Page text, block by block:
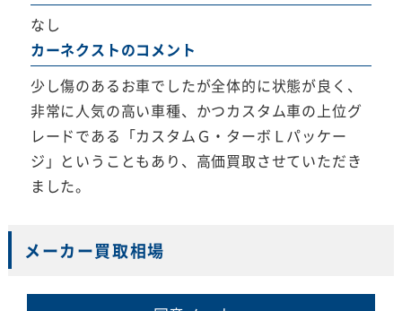
なし
カーネクストのコメント
少し傷のあるお車でしたが全体的に状態が良く、
非常に人気の高い車種、かつカスタム車の上位グ
レードである「カスタムＧ・ターボＬパッケー
ジ」ということもあり、高価買取させていただき
ました。
メーカー買取相場